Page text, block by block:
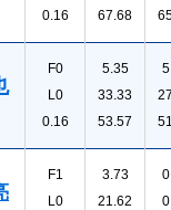
0.16
67.68
F0
L0
0.16
5.35
33.33
53.57
F1
L0
3.73
21.62